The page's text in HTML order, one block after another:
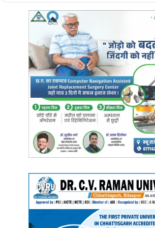
टारगेट युवा कांग्रेस पदाधिकारियों व नेताओं के दिया गया
को घर पर पहुंचकर कांग्रेस की सरकार बनने पर लागू हो
बताएंगे और फॉर्म को भरवाएंगे। फॉर्म में कांग्रेस की 5
पर लोगों से टिक करवाया जाएगा। इसके साथ ही हर घर
नंबर भी लेंगे और घर-घर योजना का स्टीकर भी
युवा कांग्रेस पदाधिकारी व नेता कांग्रेस की सरकार बनने
योजनाओं के बारे में बताएंगे और फॉर्म को भरवाएंगे। फॉर्म
शामिल रहेंगी जो कि 500 रुपए में गैस सिलेंडर, किसानों
रुपए महीना हर महिला को देना, पुरानी पेंशन योजना
बिजली माफ और 200 यूनिट तक बिजली बिल आधा
इन योजनाओं को लेकर ऑप्शन दिया गया है जिन पर
नीचे वाले हिस्से को फाडक़र युवा कांग्रेसी अपने पास
युवा कांग्रेसियों को अपनी-अपनी विधानसभा में रोजाना
दिया गया है। साथ ही हर घर में 5 से 7 मिनट देने और
व्यक्ति का नंबर लेने का भी कहा गया है। एक महीने में 4
युवा कांग्रेस पदाधिकारी और नेताओं से कहा गया है।